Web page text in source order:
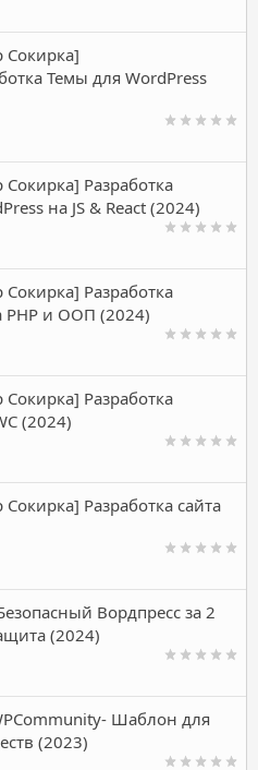
Сокирка]
Темы для WordPress
Сокирка] Разработка
на JS & React (2024)
Сокирка] Разработка
PHP и ООП (2024)
Сокирка] Разработка
(2024)
Сокирка] Разработка сайта
Вордпресс за 2
(2024)
Шаблон для
(2023)